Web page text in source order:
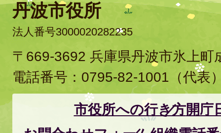
丹波市役所
法人番号3000020282235
〒669-3692 兵庫県丹波市氷上町
電話番号： 0795-82-1001 （代表
市役所への行き方開庁